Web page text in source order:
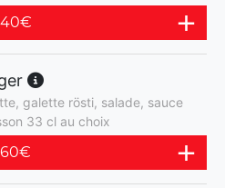
€
galette rösti, salade, sauce
33 cl au choix
€